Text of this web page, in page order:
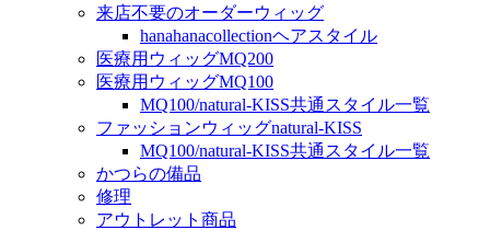
来店不要のオーダーウィッグ
hanahanacollectionヘアスタイル
医療用ウィッグMQ200
医療用ウィッグMQ100
MQ100/natural-KISS共通スタイル一覧
ファッションウィッグnatural-KISS
MQ100/natural-KISS共通スタイル一覧
かつらの備品
修理
アウトレット商品